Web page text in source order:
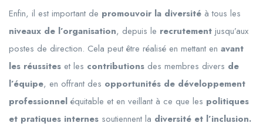
Enfin, il est important de promouvoir la diversité à tous les
niveaux de l’organisation, depuis le recrutementjusqu’aux
postes de direction. Cela peut être réalisé en mettant en avant
les réussites et les contributions des membres divers de
l’équipe, en offrant des opportunités de développement
professionnel équitable et en veillant à ce que les politiques
et pratiques internes soutiennent la diversité et l’inclusion.